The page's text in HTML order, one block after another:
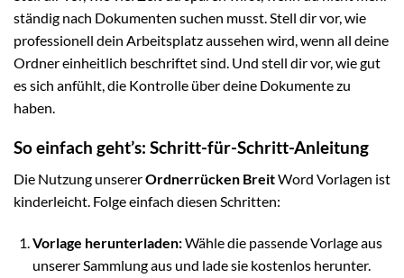
ständig nach Dokumenten suchen musst. Stell dir vor, wie
professionell dein Arbeitsplatz aussehen wird, wenn all deine
Ordner einheitlich beschriftet sind. Und stell dir vor, wie gut
es sich anfühlt, die Kontrolle über deine Dokumente zu
haben.
So einfach geht’s: Schritt-für-Schritt-Anleitung
Die Nutzung unsererOrdnerrücken BreitWord Vorlagen ist
kinderleicht. Folge einfach diesen Schritten:
Vorlage herunterladen:Wähle die passende Vorlage aus
unserer Sammlung aus und lade sie kostenlos herunter.